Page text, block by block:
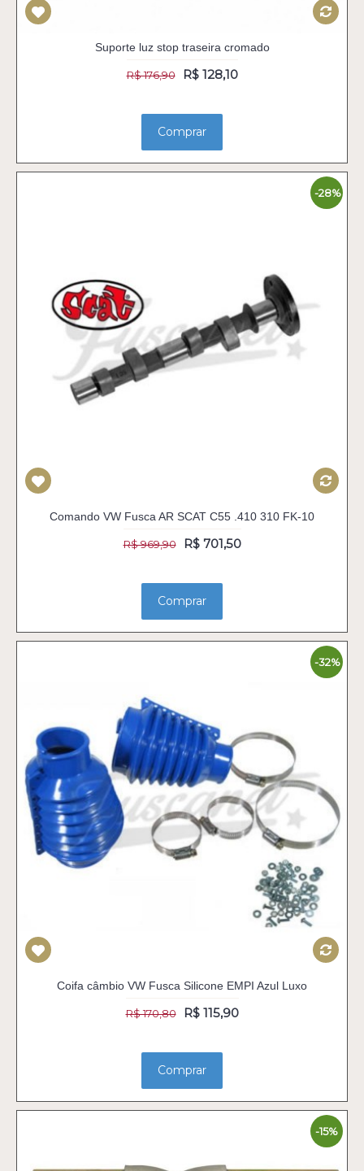
Suporte luz stop traseira cromado
R$ 176,90 R$ 128,10
Comprar
-28%
Comando VW Fusca AR SCAT C55 .410 310 FK-10
R$ 969,90 R$ 701,50
Comprar
-32%
Coifa câmbio VW Fusca Silicone EMPI Azul Luxo
R$ 170,80 R$ 115,90
Comprar
-15%